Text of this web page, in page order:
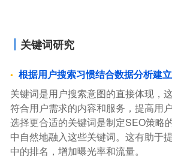
关键词研究
根据用户搜索习惯结合数据分析建
关键词是用户搜索意图的直接体现，
符合用户需求的内容和服务，提高用
选择更合适的关键词是制定SEO策略
中自然地融入这些关键词。这有助于
中的排名，增加曝光率和流量。